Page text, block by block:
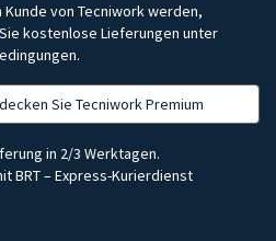
Kunde von Tecniwork werden,
kostenlose Lieferungen unter
Sie Tecniwork Premium
in 2/3 Werktagen.
BRT – Express-Kurierdienst